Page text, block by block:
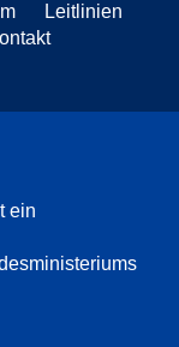
Leitlinien
ein